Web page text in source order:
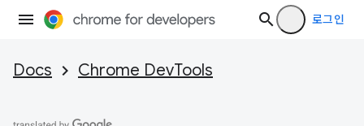
로그인
Docs Chrome DevTools